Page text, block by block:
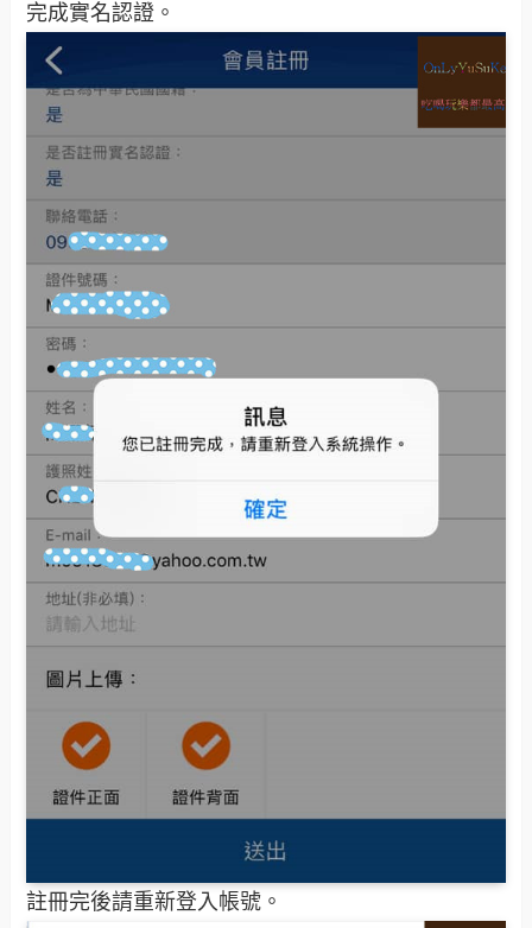
完成實名認證。
註冊完後請重新登入帳號。